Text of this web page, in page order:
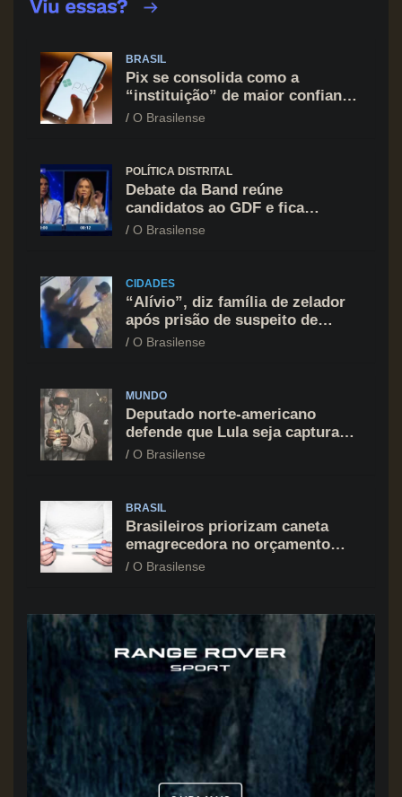
BRASIL
Pix se consolida como a
“instituição” de maior confiança
do brasileiro, supera Igreja e
O Brasilense
POLÍTICA DISTRITAL
Debate da Band reúne
candidatos ao GDF e fica
marcado por ofensiva contra
O Brasilense
CIDADES
“Alívio”, diz família de zelador
após prisão de suspeito de
agressão na Asa Norte
O Brasilense
MUNDO
Deputado norte-americano
defende que Lula seja capturado
assim como Nicolás Maduro
O Brasilense
BRASIL
Brasileiros priorizam caneta
emagrecedora no orçamento
mesmo em situação de aperto
O Brasilense